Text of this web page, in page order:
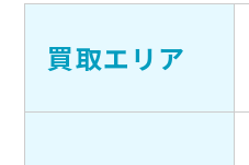
買取エリア